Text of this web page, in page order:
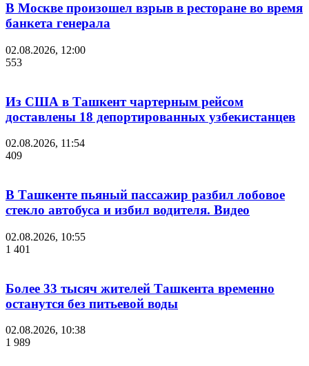
В Москве произошел взрыв в ресторане во время
банкета генерала
02.08.2026, 12:00
553
Из США в Ташкент чартерным рейсом
доставлены 18 депортированных узбекистанцев
02.08.2026, 11:54
409
В Ташкенте пьяный пассажир разбил лобовое
стекло автобуса и избил водителя. Видео
02.08.2026, 10:55
1 401
Более 33 тысяч жителей Ташкента временно
останутся без питьевой воды
02.08.2026, 10:38
1 989